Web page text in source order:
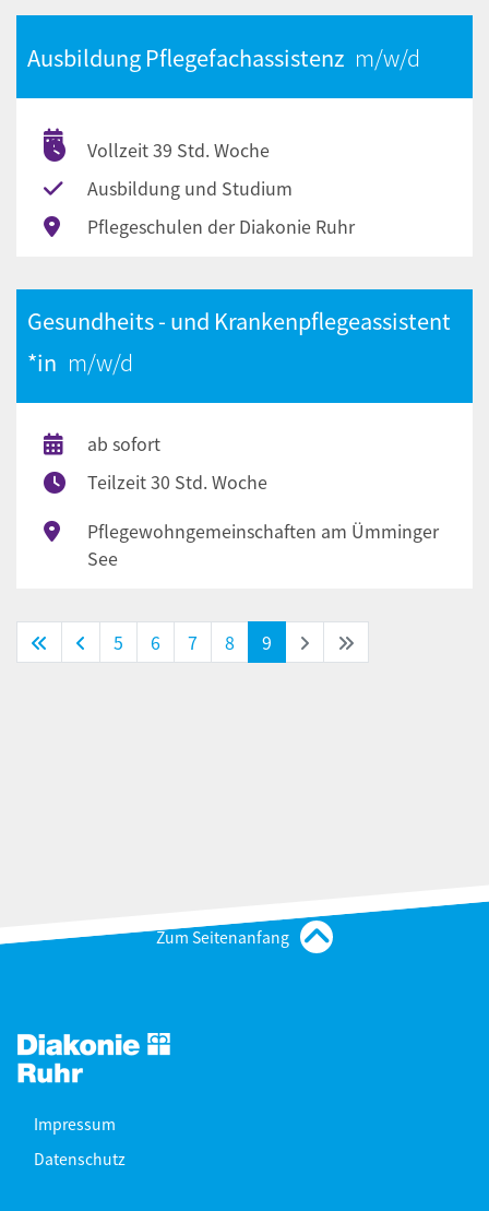
Ausbildung Pflegefachassistenz
Vollzeit 39 Std. Woche
Ausbildung und Studium
Pflegeschulen der Diakonie Ruhr
Gesundheits - und Krankenpflegeassistent
*in
ab sofort
Teilzeit 30 Std. Woche
Pflegewohngemeinschaften am Ümminger
See
5 6 7 8 9 (Standort)
Zum Seitenanfang
Impressum
Datenschutz